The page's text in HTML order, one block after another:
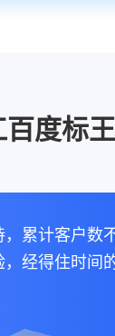
度标王
，累计客户数
经得住时间